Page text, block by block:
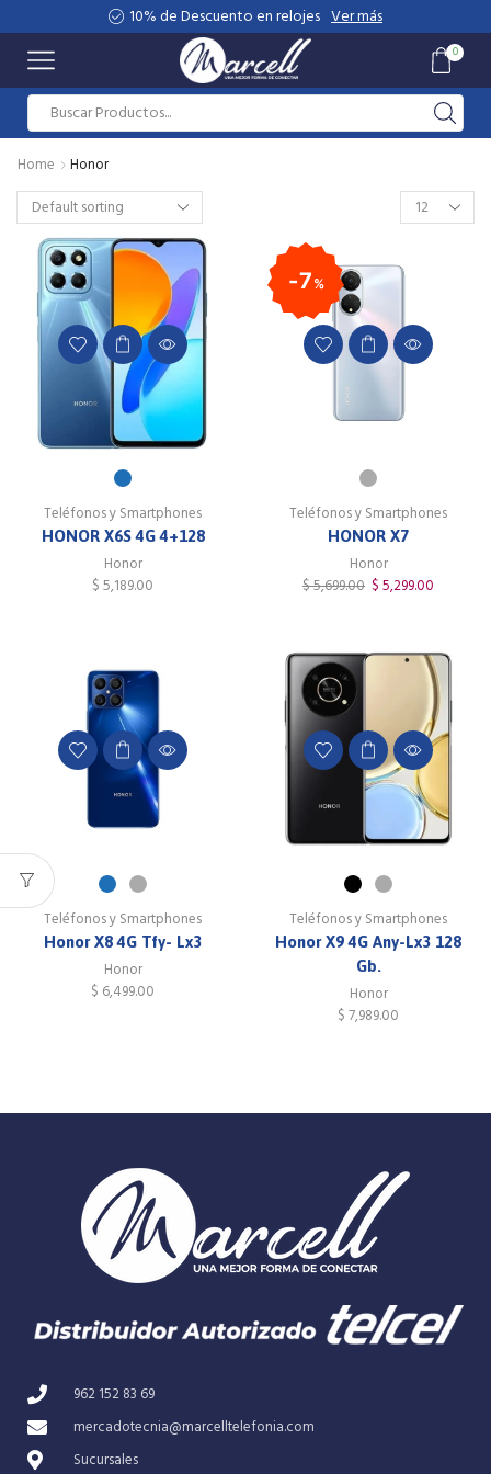
10% de Descuento en relojes Ver más
0
Home Honor
Teléfonos y Smartphones
HONOR X6S 4G 4+128
Honor
$ 5,189.00
7%
Teléfonos y Smartphones
HONOR X7
Honor
$5,699.00 $ 5,299.00
Teléfonos y Smartphones
Honor X8 4G Tfy- Lx3
Honor
$ 6,499.00
Teléfonos y Smartphones
Honor X9 4G Any-Lx3 128
Gb.
Honor
$ 7,989.00
962 152 83 69
mercadotecnia@marcelltelefonia.com
Sucursales